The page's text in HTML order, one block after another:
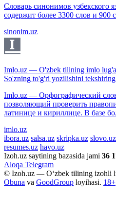
Словарь синонимов узбекского
содержит более 3300 слов и 900
sinonim.uz
Imlo.uz — O'zbek tilining imlo
So'zning to'g'ri yozilishini
Imlo.uz — Орфографический
позволяющий проверить
латинице и кириллице. В базе
imlo.uz
ibora.uz salsa.uz skripka.uz slovo.uz
resumes.uz havo.uz
Izoh.uz saytining bazasida jami 36
Aloqa Telegram
© Izoh.uz — O‘zbek tilining izohli
Obuna va GoodGroup loyihasi. 18+